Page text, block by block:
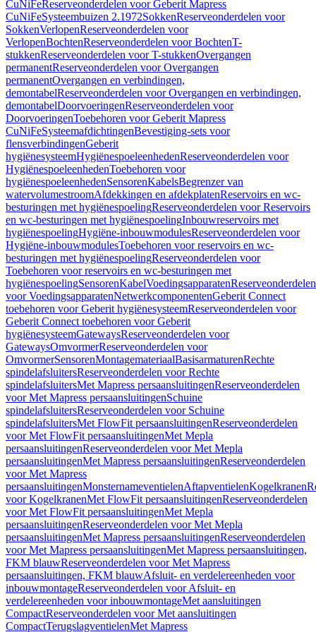
CuNiFeReserveonderdelen voor Geberit Mapress
CuNiFeSysteembuizen 2.1972SokkenReserveonderdelen voor
SokkenVerlopenReserveonderdelen voor
VerlopenBochtenReserveonderdelen voor BochtenT-
stukkenReserveonderdelen voor T-stukkenOvergangen
permanentReserveonderdelen voor Overgangen
permanentOvergangen en verbindingen,
demontabelReserveonderdelen voor Overgangen en verbindingen,
demontabelDoorvoeringenReserveonderdelen voor
DoorvoeringenToebehoren voor Geberit Mapress
CuNiFeSysteemafdichtingenBevestiging-sets voor
flensverbindingenGeberit
hygiënesysteemHygiënespoeleenhedenReserveonderdelen voor
HygiënespoeleenhedenToebehoren voor
hygiënespoeleenhedenSensorenKabelsBegrenzer van
watervolumestroomAfdekkingen en afdekplatenReservoirs en wc-
besturingen met hygiënespoelingReserveonderdelen voor Reservoirs
en wc-besturingen met hygiënespoelingInbouwreservoirs met
hygiënespoelingHygiëne-inbouwmodulesReserveonderdelen voor
Hygiëne-inbouwmodulesToebehoren voor reservoirs en wc-
besturingen met hygiënespoelingReserveonderdelen voor
Toebehoren voor reservoirs en wc-besturingen met
hygiënespoelingSensorenKabelVoedingsapparatenReserveonderdelen
voor VoedingsapparatenNetwerkcomponentenGeberit Connect
toebehoren voor Geberit hygiënesysteemReserveonderdelen voor
Geberit Connect toebehoren voor Geberit
hygiënesysteemGatewaysReserveonderdelen voor
GatewaysOmvormerReserveonderdelen voor
OmvormerSensorenMontagemateriaalBasisarmaturenRechte
spindelafsluitersReserveonderdelen voor Rechte
spindelafsluitersMet Mapress persaansluitingenReserveonderdelen
voor Met Mapress persaansluitingenSchuine
spindelafsluitersReserveonderdelen voor Schuine
spindelafsluitersMet FlowFit persaansluitingenReserveonderdelen
voor Met FlowFit persaansluitingenMet Mepla
persaansluitingenReserveonderdelen voor Met Mepla
persaansluitingenMet Mapress persaansluitingenReserveonderdelen
voor Met Mapress
persaansluitingenMonsternameventielenAftapventielenKogelkranen
voor KogelkranenMet FlowFit persaansluitingenReserveonderdelen
voor Met FlowFit persaansluitingenMet Mepla
persaansluitingenReserveonderdelen voor Met Mepla
persaansluitingenMet Mapress persaansluitingenReserveonderdelen
voor Met Mapress persaansluitingenMet Mapress persaansluitingen,
FKM blauwReserveonderdelen voor Met Mapress
persaansluitingen, FKM blauwAfsluit- en verdelereenheden voor
inbouwmontageReserveonderdelen voor Afsluit- en
verdelereenheden voor inbouwmontageMet aansluitingen
CompactReserveonderdelen voor Met aansluitingen
CompactTerugslagventielenMet Mapress